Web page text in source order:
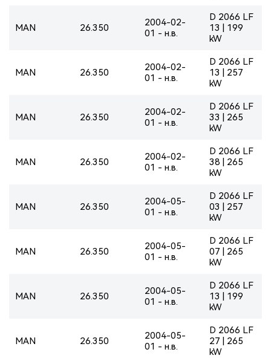
MAN 26.350
2004-02-
01 - н.в.
D 2066 LF
13 | 199
kW
MAN 26.350
2004-02-
01 - н.в.
D 2066 LF
13 | 257
kW
MAN 26.350
2004-02-
01 - н.в.
D 2066 LF
33 | 265
kW
MAN 26.350
2004-02-
01 - н.в.
D 2066 LF
38 | 265
kW
MAN 26.350
2004-05-
01 - н.в.
D 2066 LF
03 | 257
kW
MAN 26.350
2004-05-
01 - н.в.
D 2066 LF
07 | 265
kW
MAN 26.350
2004-05-
01 - н.в.
D 2066 LF
13 | 199
kW
MAN 26.350
2004-05-
01 - н.в.
D 2066 LF
27 | 265
kW